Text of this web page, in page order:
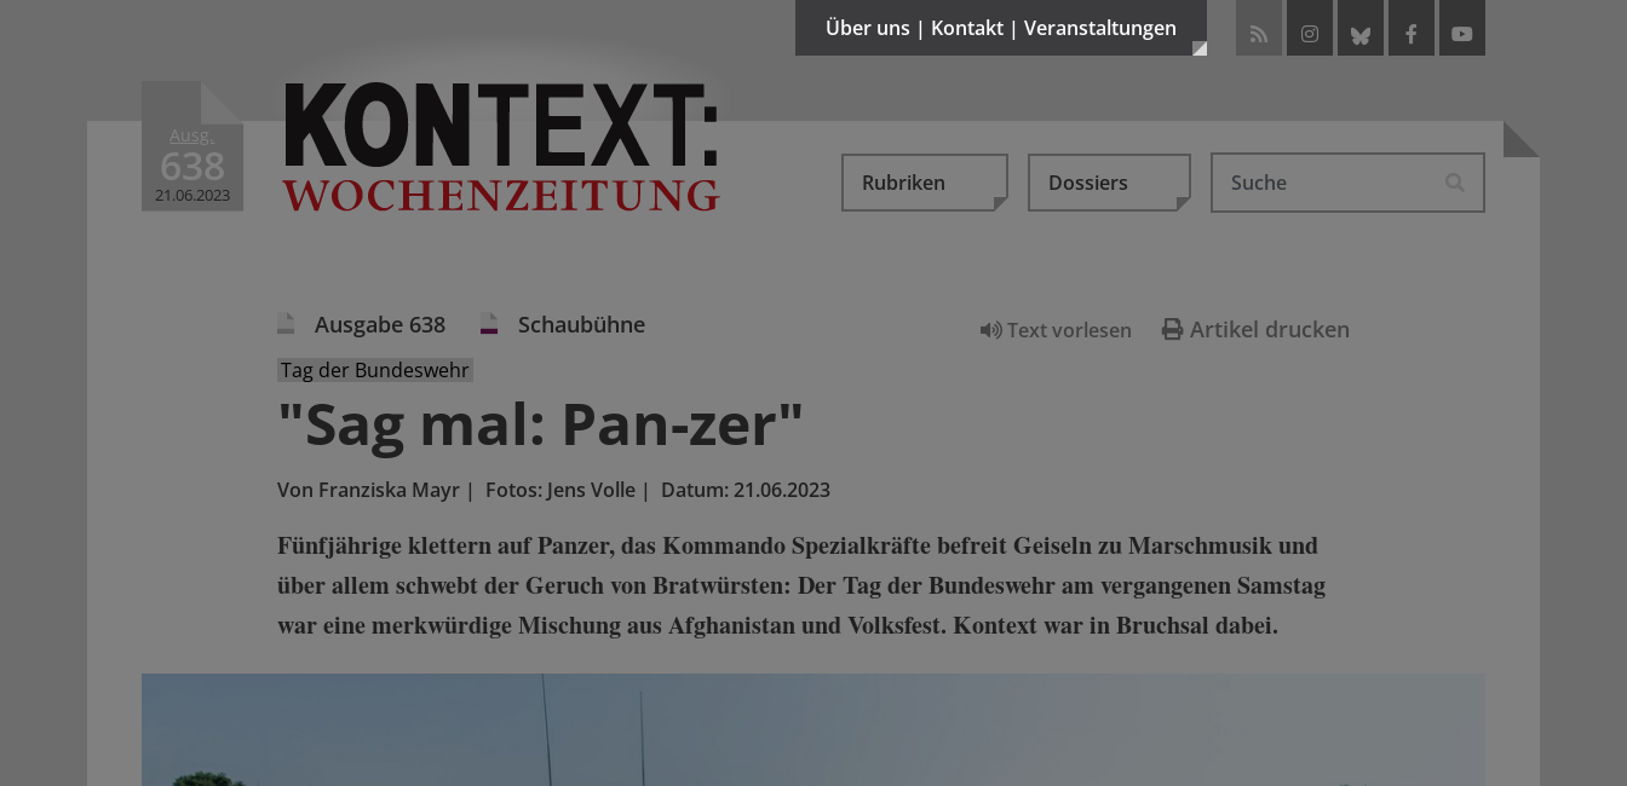
Ausg.
638
21.06.2023
Über uns | Kontakt | Veranstaltungen
Rubriken Dossiers
Text vorlesen Artikel drucken
Ausgabe 638 Schaubühne
Tag der Bundeswehr
"Sag mal: Pan-zer"
Von Franziska Mayr | Fotos: Jens Volle | Datum:21.06.2023
Fünfjährige klettern auf Panzer, das Kommando Spezialkräfte befreit Geiseln zu Marschmusik und
über allem schwebt der Geruch von Bratwürsten: Der Tag der Bundeswehr am vergangenen Samstag
war eine merkwürdige Mischung aus Afghanistan und Volksfest. Kontext war in Bruchsal dabei.